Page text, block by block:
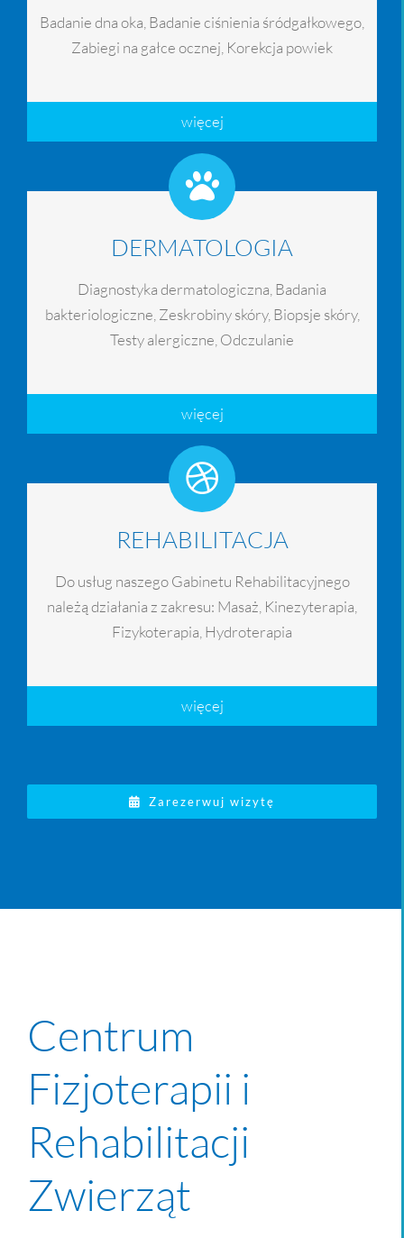
Badanie dna oka, Badanie ciśnienia śródgałkowego,
Zabiegi na gałce ocznej, Korekcja powiek
więcej
DERMATOLOGIA
Diagnostyka dermatologiczna, Badania
bakteriologiczne, Zeskrobiny skóry, Biopsje skóry,
Testy alergiczne, Odczulanie
więcej
REHABILITACJA
Do usług naszego Gabinetu Rehabilitacyjnego
należą działania z zakresu: Masaż, Kinezyterapia,
Fizykoterapia, Hydroterapia
więcej
Zarezerwuj wizytę
Centrum
Fizjoterapii i
Rehabilitacji
Zwierząt